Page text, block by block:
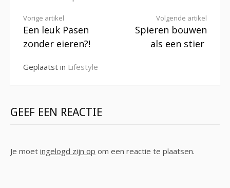
Verder
lezen
Vorige artikel
Een leuk Pasen
zonder eieren?!
Volgende artikel
Spieren bouwen
als een stier
Geplaatst in Lifestyle
GEEF EEN REACTIE
Je moet ingelogd zijn op om een reactie te plaatsen.